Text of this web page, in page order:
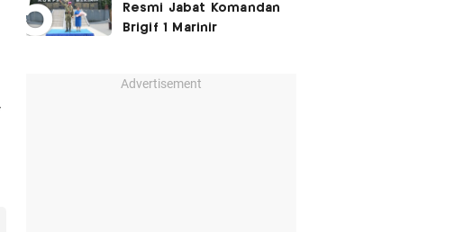
Resmi Jabat Komandan
Brigif 1 Marinir
Advertisement